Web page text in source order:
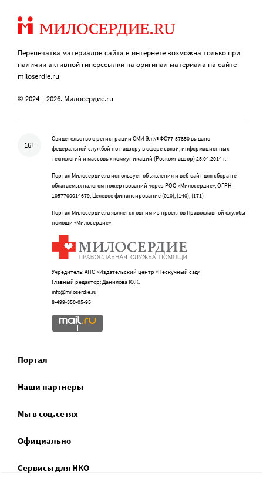
Перепечатка материалов сайта в интернете возможна только при
наличии активной гиперссылки на оригинал материала на сайте
miloserdie.ru
© 2024 – 2026. Милосердие.ru
16+
Свидетельство о регистрации СМИ Эл № ФС77-57850 выдано
федеральной службой по надзору в сфере связи, информационных
технологий и массовых коммуникаций (Роскомнадзор) 25.04.2014 г.
Портал Милосердие.ru использует объявления и веб-сайт для сбора не
облагаемых налогом пожертвований через РОО «Милосердие», ОГРН
1057700014679, Целевое финансирование (010), (140), (171)
Портал Милосердие.ru является одним из проектов Православной службы
помощи «Милосердие»
Учредитель: АНО «Издательский центр «Нескучный сад»
Главный редактор: Данилова Ю.К.
info@miloserdie.ru
8-499-350-05-95
Портал
Наши партнеры
Мы в соц.сетях
Официально
Сервисы для НКО